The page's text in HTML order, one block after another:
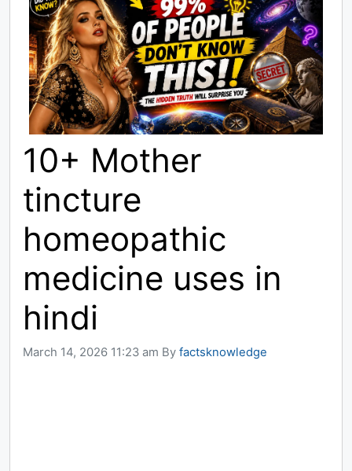
10+ Mother
tincture
homeopathic
medicine uses in
hindi
March 14, 2026 11:23 am By factsknowledge